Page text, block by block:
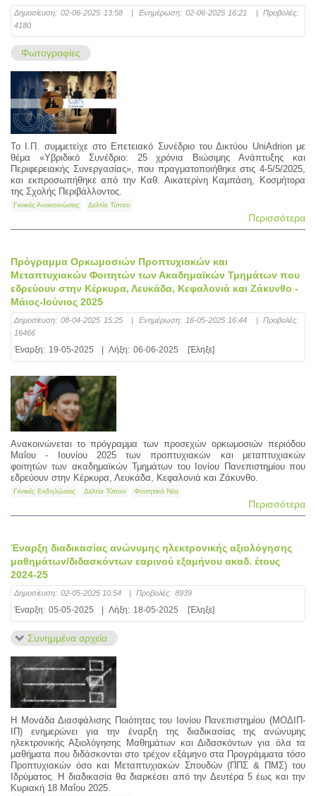
Δημοσίευση: 02-06-2025 13:58 | Ενημέρωση: 02-06-2025 16:21 |
Προβολές:
4180
Φωτογραφίες
Το Ι.Π. συμμετείχε στο Επετειακό Συνέδριο του Δικτύου UniAdrion με
θέμα «Υβριδικό Συνέδριο: 25 χρόνια Βιώσιμης Ανάπτυξης και
Περιφερειακής Συνεργασίας», που πραγματοποιήθηκε στις 4-5/5/2025,
και εκπροσωπήθηκε από την Καθ. Αικατερίνη Καμπάση, Κοσμήτορα
της Σχολής Περιβάλλοντος.
Γενικές Ανακοινώσεις Δελτία Τύπου
Περισσότερα
Πρόγραμμα Ορκωμοσιών Προπτυχιακών και
Μεταπτυχιακών Φοιτητών των Ακαδημαϊκών Τμημάτων που
εδρεύουν στην Κέρκυρα, Λευκάδα, Κεφαλονιά και Ζάκυνθο -
Μάιος-Ιούνιος 2025
Δημοσίευση: 08-04-2025 15:25 Ενημέρωση: 16-05-2025 16:44
Προβολές:
16466
Έναρξη: 19-05-2025 Λήξη: 06-06-2025 [Έληξε]
Ανακοινώνεται το πρόγραμμα των προσεχών ορκωμοσιών περιόδου
Μαΐου - Ιουνίου 2025 των προπτυχιακών και μεταπτυχιακών
φοιτητών των ακαδημαϊκών Τμημάτων του Ιονίου Πανεπιστημίου που
εδρεύουν στην Κέρκυρα, Λευκάδα, Κεφαλονιά και Ζάκυνθο.
Γενικές Εκδηλώσεις Δελτία Τύπου Φοιτητικά Νέα
Περισσότερα
Έναρξη διαδικασίας ανώνυμης ηλεκτρονικής αξιολόγησης
μαθημάτων/διδασκόντων εαρινού εξαμήνου ακαδ. έτους
2024-25
Δημοσίευση: 02-05-2025 10:54 | Προβολές: 8939
Έναρξη: 05-05-2025 | Λήξη: 18-05-2025 [Έληξε]
Συνημμένα αρχεία
Η Μονάδα Διασφάλισης Ποιότητας του Ιονίου Πανεπιστημίου (ΜΟΔΙΠ-
ΙΠ) ενημερώνει για την έναρξη της διαδικασίας της ανώνυμης
ηλεκτρονικής Αξιολόγησης Μαθημάτων και Διδασκόντων για όλα τα
μαθήματα που διδάσκονται στο τρέχον εξάμηνο στα Προγράμματα τόσο
Προπτυχιακών όσο και Μεταπτυχιακών Σπουδών (ΠΠΣ & ΠΜΣ) του
Ιδρύματος. Η διαδικασία θα διαρκέσει από την Δευτέρα 5 έως και την
Κυριακή 18 Μαΐου 2025.